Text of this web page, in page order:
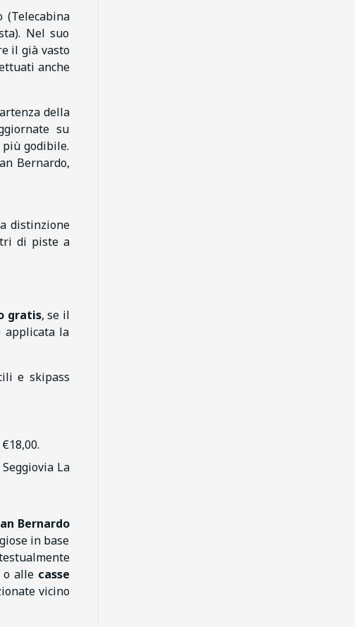
Nel suo
il già vasto
anche
della
su
godibile.
Bernardo,
distinzione
di piste a
gratis, se il
applicata la
e skipass
La
Bernardo
in base
o alle casse
vicino